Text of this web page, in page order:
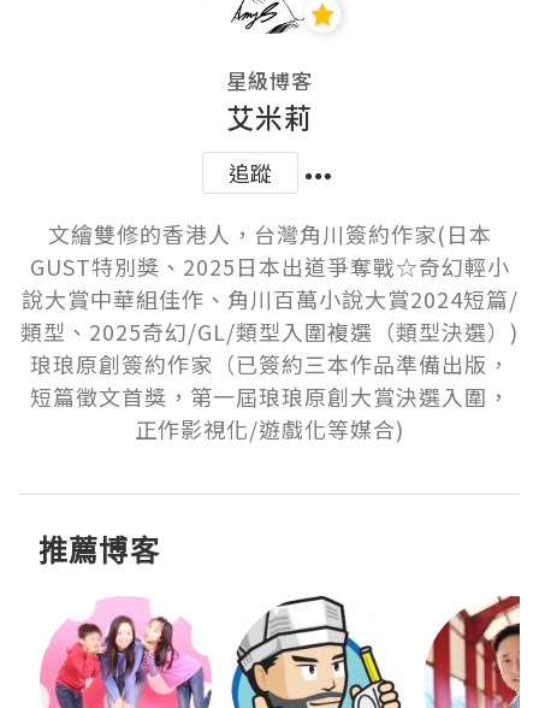
星級博客
艾米莉
追蹤
文繪雙修的香港人，台灣角川簽約作家(日本
GUST特別獎、2025日本出道爭奪戰☆奇幻輕小
說大賞中華組佳作、角川百萬小說大賞2024短篇/
類型、2025奇幻/GL/類型入圍複選（類型決選）)
琅琅原創簽約作家（已簽約三本作品準備出版，
短篇徵文首獎，第一屆琅琅原創大賞決選入圍，
正作影視化/遊戲化等媒合)
推薦博客